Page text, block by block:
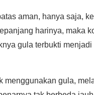
aman, hanya saja,
harinya, maka
gula terbukti
menggunakan gula,